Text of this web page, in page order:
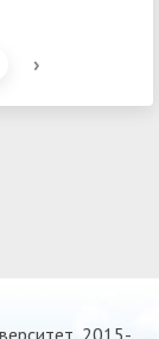
›
2015-